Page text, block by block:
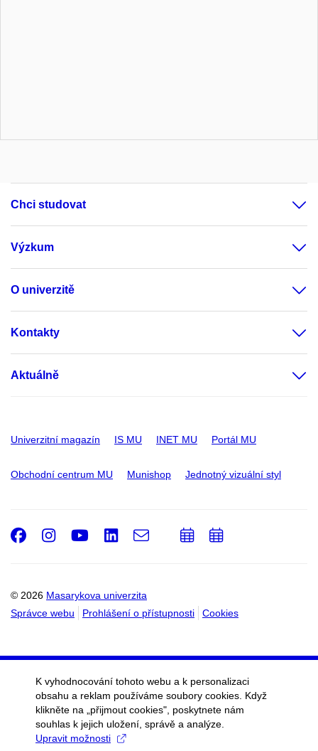
Chci studovat
Výzkum
O univerzitě
Kontakty
Aktuálně
Univerzitní magazín IS MU INET MU Portál MU
Obchodní centrum MU Munishop Jednotný vizuální styl
© 2026 Masarykova univerzita
Správce webu
Prohlášení o přístupnosti Cookies
Facebook
Instagram
Youtube
LinkedIn
e-
PřidatPřidat
K vyhodnocování tohoto webu a k personalizaci
obsahu a reklam používáme soubory cookies. Když
klikněte na „přijmout cookies", poskytnete nám
souhlas k jejich uložení, správě a analýze.
Upravit možnosti